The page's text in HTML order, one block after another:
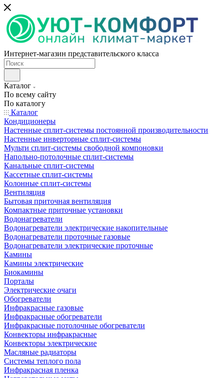
Интернет-магазин представительского класса
Каталог
По всему сайту
По каталогу
Каталог
Кондиционеры
Настенные сплит-системы постоянной производительности
Настенные инверторные сплит-системы
Мульти сплит-системы свободной компоновки
Напольно-потолочные сплит-системы
Канальные сплит-системы
Кассетные сплит-системы
Колонные сплит-системы
Вентиляция
Бытовая приточная вентиляция
Компактные приточные установки
Водонагреватели
Водонагреватели электрические накопительные
Водонагреватели проточные газовые
Водонагреватели электрические проточные
Камины
Камины электрические
Биокамины
Порталы
Электрические очаги
Обогреватели
Инфракрасные газовые
Инфракрасные обогреватели
Инфракрасные потолочные обогреватели
Конвекторы инфракрасные
Конвекторы электрические
Масляные радиаторы
Системы теплого пола
Инфракрасная пленка